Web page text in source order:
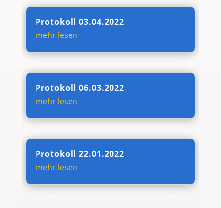
Protokoll 03.04.2022
mehr lesen
Protokoll 06.03.2022
mehr lesen
Protokoll 22.01.2022
mehr lesen